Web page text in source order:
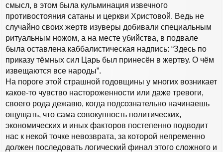
смысл, в этом была кульминация извечного
противостояния сатаны и церкви Христовой. Ведь не
случайно своих жертв изуверы добивали специальным
ритуальным ножом, а на месте убийства, в подвале
была оставлена каббалистическая надпись: “Здесь по
приказу тёмных сил Царь был принесён в жертву. О чём
извещаются все народы”.
На пороге этой страшной годовщины у многих возникает
какое-то чувство настороженности или даже тревоги,
своего рода дежавю, когда подсознательно начинаешь
ощущать, что сама совокупность политических,
экономических и иных факторов постепенно подводит
нас к некой точке невозврата, за которой непременно
должен последовать логический финал этого сложного и